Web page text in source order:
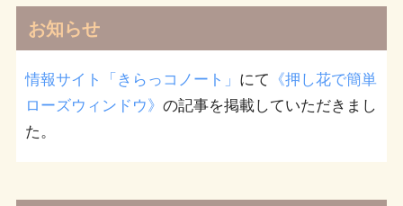
お知らせ
情報サイト「きらっコノート」 にて 《押し花で簡単
ローズウィンドウ》 の記事を掲載していただきまし
た。